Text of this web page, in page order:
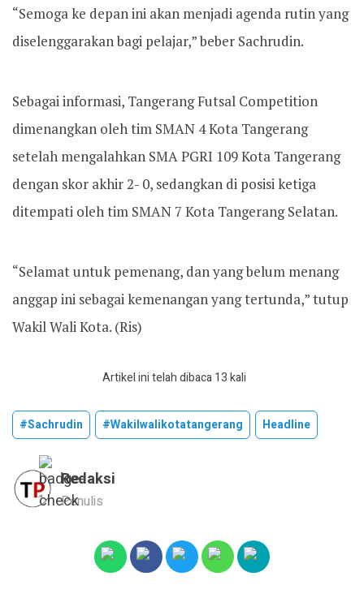
“Semoga ke depan ini akan menjadi agenda rutin yang
diselenggarakan bagi pelajar,” beber Sachrudin.
Sebagai informasi, Tangerang Futsal Competition
dimenangkan oleh tim SMAN 4 Kota Tangerang
setelah mengalahkan SMA PGRI 109 Kota Tangerang
dengan skor akhir 2- 0, sedangkan di posisi ketiga
ditempati oleh tim SMAN 7 Kota Tangerang Selatan.
“Selamat untuk pemenang, dan yang belum menang
anggap ini sebagai kemenangan yang tertunda,” tutup
Wakil Wali Kota. (Ris)
Artikel ini telah dibaca 13 kali
#sachrudin #wakilwalikotatangerang Headline
Redaksi
Penulis